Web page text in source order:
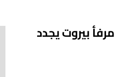
لـ ٤ آب.. مرفأ بيروت يجدد